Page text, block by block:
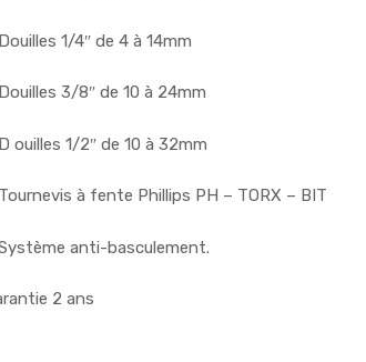
1/4″ de 4 à 14mm
3/8″ de 10 à 24mm
ouilles 1/2″ de 10 à 32mm
à fente Phillips PH – TORX – BIT
anti-basculement.
2 ans